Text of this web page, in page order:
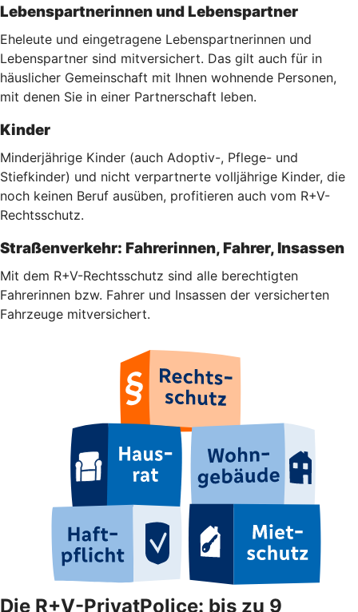
Lebenspartnerinnen und Lebenspartner
Eheleute und eingetragene Lebenspartnerinnen und
Lebenspartner sind mitversichert. Das gilt auch für in
häuslicher Gemeinschaft mit Ihnen wohnende Personen,
mit denen Sie in einer Partnerschaft leben.
Kinder
Minderjährige Kinder (auch Adoptiv-, Pflege- und
Stiefkinder) und nicht verpartnerte volljährige Kinder, die
noch keinen Beruf ausüben, profitieren auch vom R+V-
Rechtsschutz.
Straßenverkehr: Fahrerinnen, Fahrer, Insassen
Mit dem R+V-Rechtsschutz sind alle berechtigten
Fahrerinnen bzw. Fahrer und Insassen der versicherten
Fahrzeuge mitversichert.
Die R+V-PrivatPolice: bis zu 9